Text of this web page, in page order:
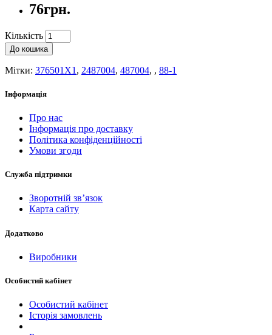
76грн.
Кількість
До кошика
Мітки: 376501X1 , 2487004, 487004, , 88-1
Інформація
Про нас
Інформація про доставку
Політика конфіденційності
Умови згоди
Служба підтримки
Зворотній зв’язок
Карта сайту
Додатково
Виробники
Особистий кабінет
Особистий кабінет
Історія замовлень